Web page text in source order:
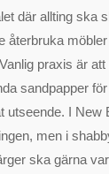
där allting ska
återbruka
praxis är
sandpapper
utseende. I New
men i
ska gärna